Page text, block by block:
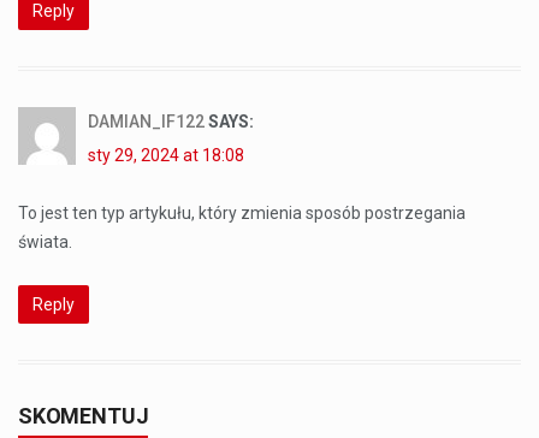
Reply
DAMIAN_IF122SAYS:
sty 29, 2024 at 18:08
To jest ten typ artykułu, który zmienia sposób postrzegania
świata.
Reply
SKOMENTUJ